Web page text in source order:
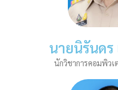
นายนิรันดร
นักวิชาการคอมพิว